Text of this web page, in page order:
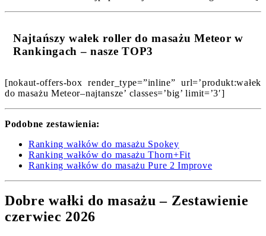
Najtańszy wałek roller do masażu Meteor w
Rankingach – nasze TOP3
[nokaut-offers-box render_type=”inline” url=’produkt:wałek
do masażu Meteor–najtansze’ classes=’big’ limit=’3′]
Podobne zestawienia:
Ranking wałków do masażu Spokey
Ranking wałków do masażu Thorn+Fit
Ranking wałków do masażu Pure 2 Improve
Dobre wałki do masażu – Zestawienie
czerwiec 2026